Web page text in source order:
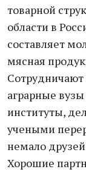
товарной
области в
составляет
мясная
аграрные
институты,
учеными
немало
Хорошие